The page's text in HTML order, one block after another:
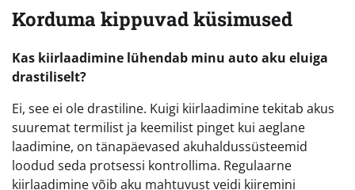
Korduma kippuvad küsimused
Kas kiirlaadimine lühendab minu auto aku eluiga
drastiliselt?
Ei, see ei ole drastiline. Kuigi kiirlaadimine tekitab akus
suuremat termilist ja keemilist pinget kui aeglane
laadimine, on tänapäevased akuhaldussüsteemid
loodud seda protsessi kontrollima. Regulaarne
kiirlaadimine võib aku mahtuvust veidi kiiremini